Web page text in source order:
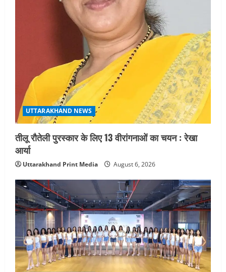
4 August 4, 2026
UTTARAKHAND NEWS
नोमुरा रिपोर्ट: जंग के कारण भारत को हर वर्ष
₹14.15 लाख करोड़ का नुकसान, जो देश की
जीडीपी का 4.3% के बराबर
August 3, 2026
UTTARAKHAND NEWS
तीलू रौतेली पुरस्कार के लिए 13 वीरांगनाओं का चयन : रेखा
आर्या
Uttarakhand Print Media August 6, 2026